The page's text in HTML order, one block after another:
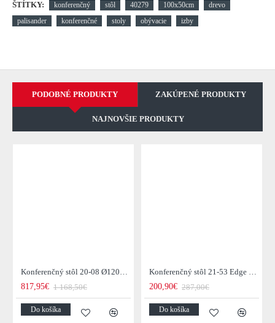
ŠTÍTKY: konferenčný stôl 40279 100x50cm
drevo
palisander
konferenčné stoly obývacie izby
PODOBNÉ PRODUKTY ZAKÚPENÉ PRODUKTY
NAJNOVŠIE PRODUKTY
Konferenčný stôl 20-08 Ø120cm Daytona Drevo Orech-Saja
817,95€ 1 168,50€
Do košíka
Konferenčný stôl 21-53 Edge 50x50cm 4-set Drevo Acacia
200,90€ 287,00€
Do košíka